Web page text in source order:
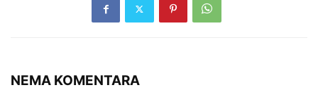
NEMA KOMENTARA